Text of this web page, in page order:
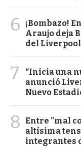
6
¡Bombazo!
Araujo deja
del
7
“Inicia una
anunció
Nuevo
8
Entre "mal
altísima
integrantes